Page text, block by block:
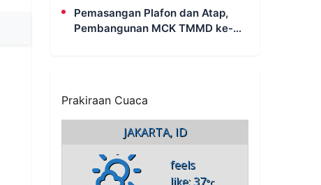
Pemasangan Plafon dan Atap,
Pembangunan MCK TMMD ke-
Prakiraan Cuaca
JAKARTA, ID
feels
like: 37°c